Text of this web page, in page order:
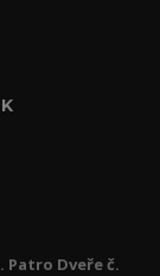
Patro Dveře č.